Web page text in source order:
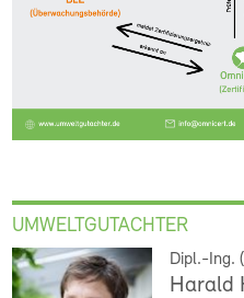
UMWELTGUTACHTER
Dipl.-Ing.
Harald